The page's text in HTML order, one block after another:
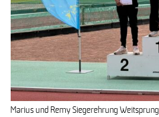
Marius und Remy Siegerehrung Weitsprung